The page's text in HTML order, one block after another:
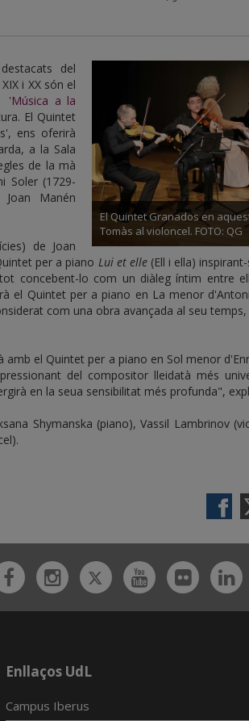
El Quintet Granados en
Tomàs al violoncel. FOTO: QG
del
i XX són el
'Música a la
El Quintet
ens oferirà
a la Sala
de la mà
Soler (1729-
Manén
de Joan
per a piano Lui et elle(Ell i ella)
concebent-lo com un diàleg íntim entre
el Quintet per a piano en La menor
com una obra avançada al seu
el Quintet per a piano en Sol menor
del compositor lleidatà més
en la seua sensibilitat més profunda",
Shymanska (piano), Vassil Lambrinov
FacebookInstagram
TwitterYoutubeFlickr
Enllaços UdL
Campus Iberus